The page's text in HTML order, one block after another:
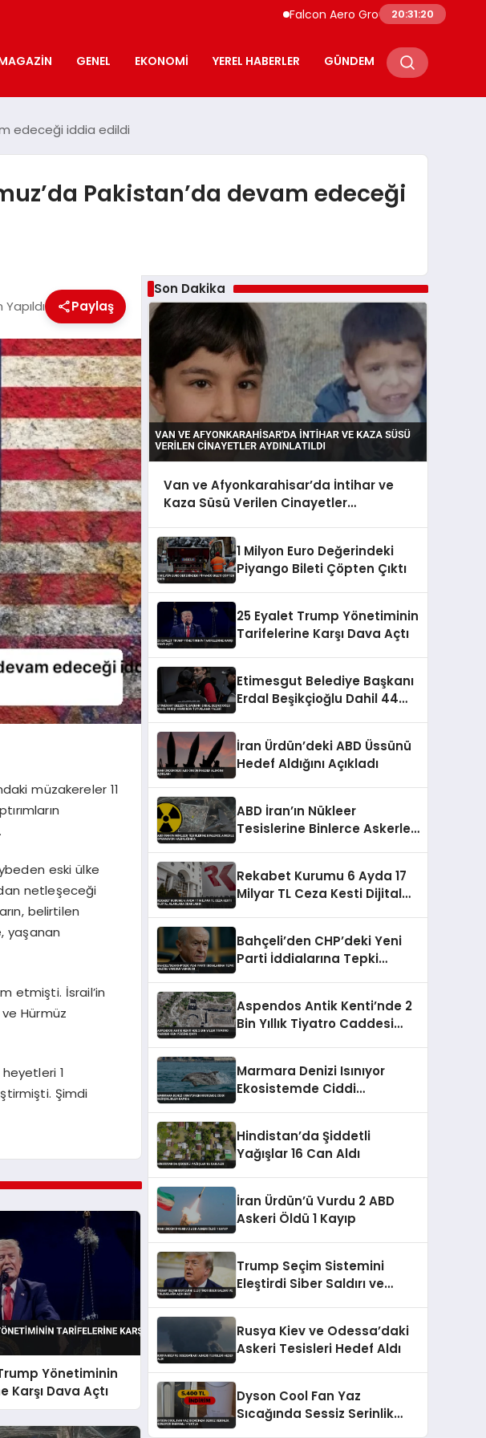
Falcon Aero Group, Küresel Havacılık
20:31:21
GENEL EKONOMI YEREL HABERLER GÜNDEM
edeceği iddia edildi
Pakistan’da devam edeceği
Paylaş
müzakereler 11
eski ülke
netleşeceği
belirtilen
yaşanan
etmişti. İsrail’in
ve Hürmüz
1
Şimdi
Yönetiminin
Karşı Dava Açtı
Son Dakika
Van ve Afyonkarahisar’da İntihar ve
Kaza Süsü Verilen Cinayetler
1 Milyon Euro Değerindeki
Piyango Bileti Çöpten Çıktı
25 Eyalet Trump Yönetiminin
Tarifelerine Karşı Dava Açtı
Etimesgut Belediye Başkanı
Erdal Beşikçioğlu Dahil 44
İran Ürdün’deki ABD Üssünü
Hedef Aldığını Açıkladı
ABD İran’ın Nükleer
Tesislerine Binlerce Askerle
Rekabet Kurumu 6 Ayda 17
Milyar TL Ceza Kesti Dijital
Bahçeli’den CHP’deki Yeni
Parti İddialarına Tepki
Aspendos Antik Kenti’nde 2
Bin Yıllık Tiyatro Caddesi
Marmara Denizi Isınıyor
Ekosistemde Ciddi
Hindistan’da Şiddetli
Yağışlar 16 Can Aldı
İran Ürdün’ü Vurdu 2 ABD
Askeri Öldü 1 Kayıp
Trump Seçim Sistemini
Eleştirdi Siber Saldırı ve
Rusya Kiev ve Odessa’daki
Askeri Tesisleri Hedef Aldı
Dyson Cool Fan Yaz
Sıcağında Sessiz Serinlik